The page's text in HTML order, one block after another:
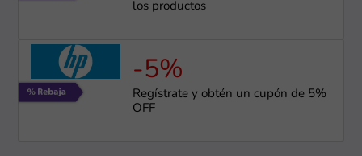
los productos
-5%
Regístrate y obtén un cupón de 5%
OFF